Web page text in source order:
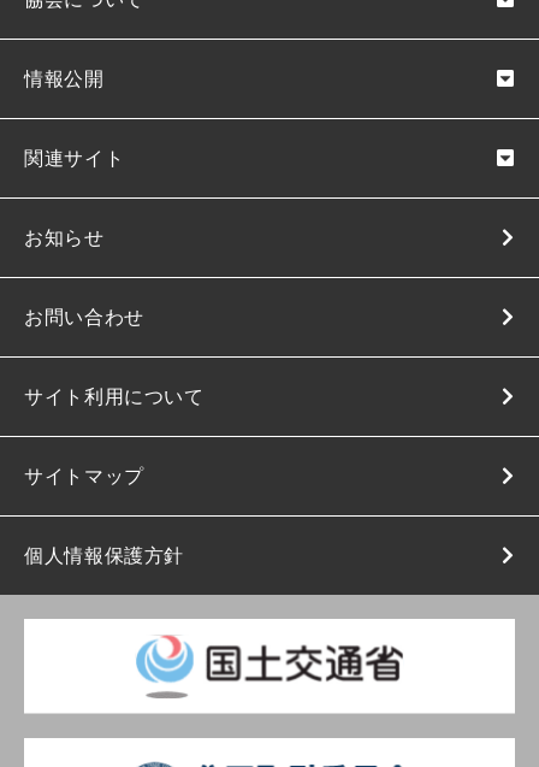
情報公開
関連サイト
お知らせ
お問い合わせ
サイト利用について
サイトマップ
個人情報保護方針